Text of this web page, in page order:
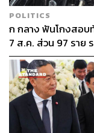
POLITICS
ก กลาง ฟันโกงสอบ
7 ส.ค. ส่วน 97 ราย